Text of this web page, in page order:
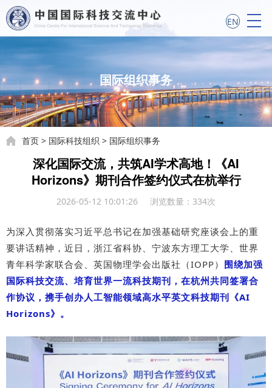
EN
国际组织事务
首页 > 国际科技组织 > 国际组织事务
深化国际交流，共筑AI学术高地！《AI
Horizons》期刊合作签约仪式在杭举行
2026-05-12 10:01:26 浏览数量： 334次
为深入贯彻落实习近平总书记在加强基础研究座谈会上的重
要讲话精神，近日，浙江省科协、宁波东方理工大学、世界
青年科学家联合会、英国物理学会出版社（IOPP） 围绕加强
国际科技交流、培育世界一流科技期刊，在杭州共同签署合
作协议，携手创办人工智能领域高水平英文科技期刊《AI
Horizons》。